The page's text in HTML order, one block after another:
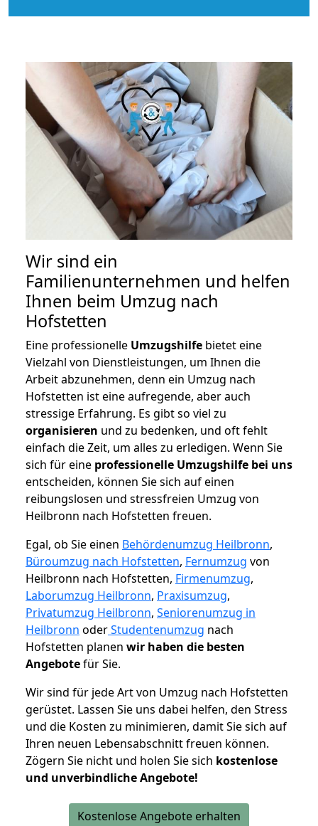
Wir sind ein
Familienunternehmen und helfen
Ihnen beim Umzug nach
Hofstetten
Eine professionelle Umzugshilfe bietet eine
Vielzahl von Dienstleistungen, um Ihnen die
Arbeit abzunehmen, denn ein Umzug nach
Hofstetten ist eine aufregende, aber auch
stressige Erfahrung. Es gibt so viel zu
organisieren und zu bedenken, und oft fehlt
einfach die Zeit, um alles zu erledigen. Wenn Sie
sich für eine professionelle Umzugshilfe bei uns
entscheiden, können Sie sich auf einen
reibungslosen und stressfreien Umzug von
Heilbronn nach Hofstetten freuen.
Egal, ob Sie einen Behördenumzug Heilbronn,
Büroumzug nach Hofstetten, Fernumzug von
Heilbronn nach Hofstetten, Firmenumzug,
Laborumzug Heilbronn, Praxisumzug,
Privatumzug Heilbronn, Seniorenumzug in
Heilbronn oderStudentenumzug nach
Hofstetten planen wir haben die besten
Angebotefür Sie.
Wir sind für jede Art von Umzug nach Hofstetten
gerüstet. Lassen Sie uns dabei helfen, den Stress
und die Kosten zu minimieren, damit Sie sich auf
Ihren neuen Lebensabschnitt freuen können.
Zögern Sie nicht und holen Sie sich kostenlose
und unverbindliche Angebote!
Kostenlose Angebote erhalten